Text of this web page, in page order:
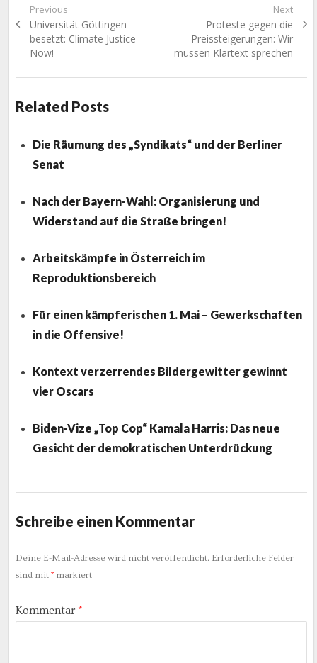
Beitragsnavigation
Previous
Previous
post:
Universität Göttingen
besetzt: Climate Justice
Now!
Next
Next
post:
Proteste gegen die
Preissteigerungen: Wir
müssen Klartext sprechen
Related Posts
Die Räumung des „Syndikats“ und der Berliner
Senat
Nach der Bayern-Wahl: Organisierung und
Widerstand auf die Straße bringen!
Arbeitskämpfe in Österreich im
Reproduktionsbereich
Für einen kämpferischen 1. Mai – Gewerkschaften
in die Offensive!
Kontext verzerrendes Bildergewitter gewinnt
vier Oscars
Biden-Vize „Top Cop“ Kamala Harris: Das neue
Gesicht der demokratischen Unterdrückung
Schreibe einen Kommentar
Deine E-Mail-Adresse wird nicht veröffentlicht. Erforderliche Felder
sind mit *markiert
Kommentar *